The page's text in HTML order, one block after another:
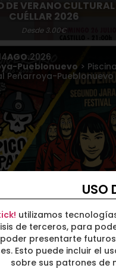
USO
utilizamos
de terceros, para
presentarte
Esto puede incluir el
sobre sus patrones de
DE VERANO CULTURAL
CUÉLLAR 2026
Desde 3.00€
AGO.2026
Pueblonuevo > Piscina
Peñarroya-Pueblonuevo
y Pala Fest y Jarana
- Córdoba
15AGO.2026
Even